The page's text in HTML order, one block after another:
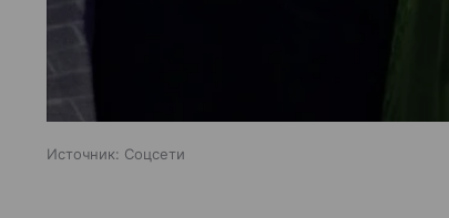
Источник: Соцсети